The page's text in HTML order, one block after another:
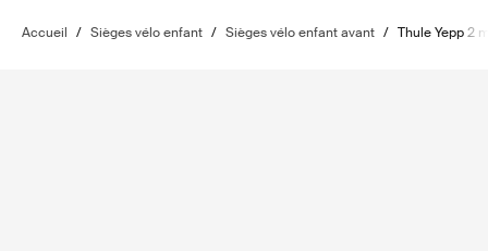
Accueil / Sièges vélo enfant / Sièges vélo enfant avant / Thule Yepp 2